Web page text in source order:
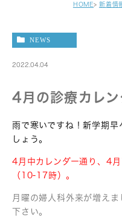
HOME 新着情
NEWS
2022.04.04
4月の診療カレン
雨で寒いですね！新学期
しょう。
4月中カレンダー通り、4
（10-17時）。
月曜の婦人科外来が増え
下さい。